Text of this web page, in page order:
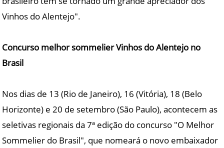
Vinhos do Alentejo".
Concurso melhor sommelier Vinhos do Alentejo no
Brasil
Nos dias de 13 (Rio de Janeiro), 16 (Vitória), 18 (Belo
Horizonte) e 20 de setembro (São Paulo), acontecem as
seletivas regionais da 7ª edição do concurso "O Melhor
Sommelier do Brasil", que nomeará o novo embaixador